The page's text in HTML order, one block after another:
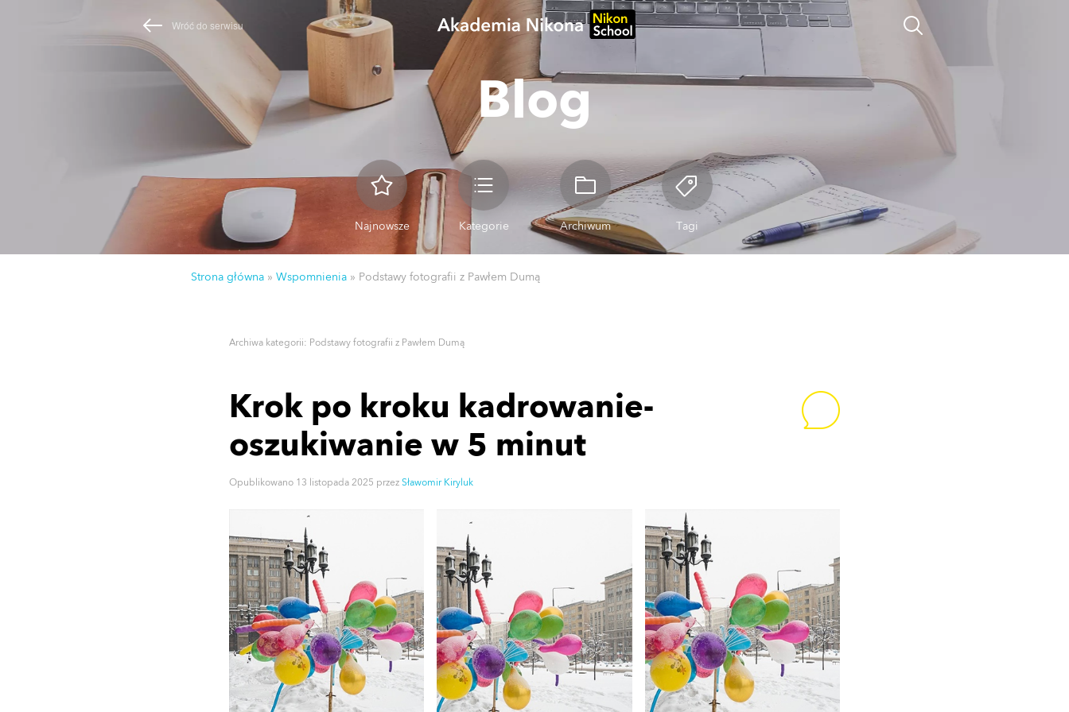
Wróć do serwisu
Blog
Najnowsze Kategorie Archiwum Tagi
Strona główna» Wspomnienia» Podstawy fotografii z Pawłem Dumą
Archiwa kategorii: Podstawy fotografii z Pawłem Dumą
Krok po kroku kadrowanie-
oszukiwanie w 5 minut
Opublikowano 13 listopada 2025 przez Sławomir Kiryluk